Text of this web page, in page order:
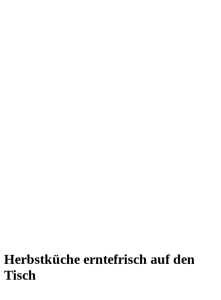
Herbstküche erntefrisch auf den
Tisch